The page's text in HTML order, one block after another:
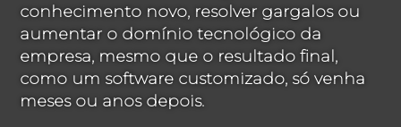
conhecimento novo, resolver gargalos ou
aumentar o domínio tecnológico da
empresa, mesmo que o resultado final,
como um software customizado, só venha
meses ou anos depois.